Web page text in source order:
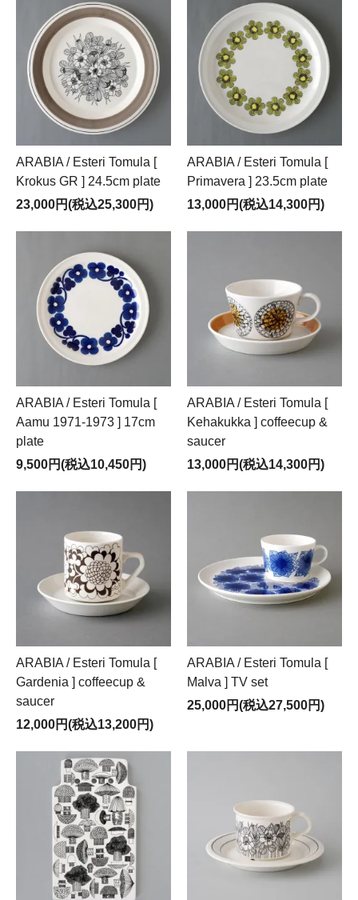
ARABIA / Esteri Tomula [
Krokus GR ] 24.5cm plate
23,000円(税込25,300円)
ARABIA / Esteri Tomula [
Primavera ] 23.5cm plate
13,000円(税込14,300円)
ARABIA / Esteri Tomula [
Aamu 1971-1973 ] 17cm
plate
9,500円(税込10,450円)
ARABIA / Esteri Tomula [
Kehakukka ] coffeecup &
saucer
13,000円(税込14,300円)
ARABIA / Esteri Tomula [
Gardenia ] coffeecup &
saucer
12,000円(税込13,200円)
ARABIA / Esteri Tomula [
Malva ] TV set
25,000円(税込27,500円)